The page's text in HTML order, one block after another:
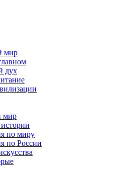
мир
дух
мир
по миру
по России